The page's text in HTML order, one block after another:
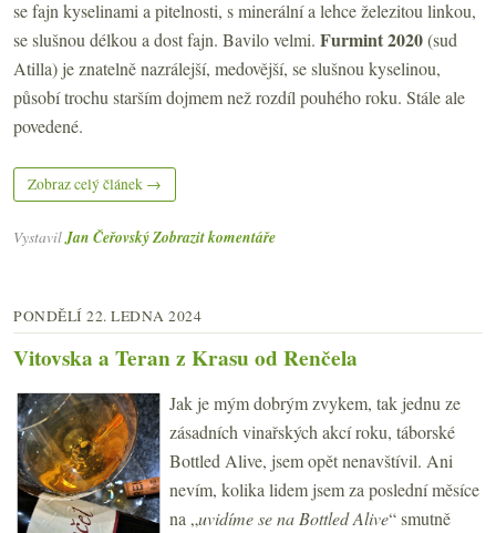
se fajn kyselinami a pitelnosti, s minerální a lehce železitou linkou,
se slušnou délkou a dost fajn. Bavilo velmi. Furmint 2020(sud
Atilla) je znatelně nazrálejší, medovější, se slušnou kyselinou,
působí trochu starším dojmem než rozdíl pouhého roku. Stále ale
povedené.
Zobraz celý článek →
Vystavil Jan ČeřovskýZobrazit komentáře
PONDĚLÍ 22. LEDNA 2024
Vitovska a Teran z Krasu od Renčela
Jak je mým dobrým zvykem, tak jednu ze
zásadních vinařských akcí roku, táborské
Bottled Alive, jsem opět nenavštívil. Ani
nevím, kolika lidem jsem za poslední měsíce
na „uvidíme se na Bottled Alive“ smutně